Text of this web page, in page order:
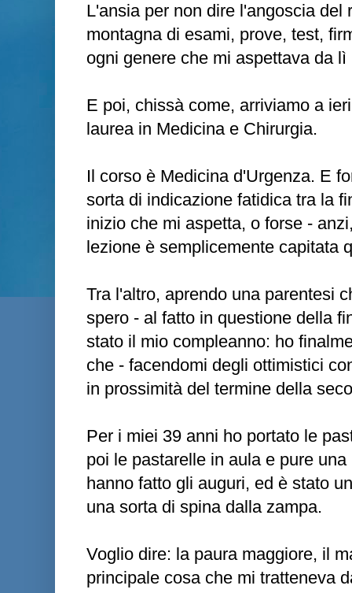
L'ansia per non dire l'angoscia del
montagna di esami, prove, test,
ogni genere che mi aspettava da
E poi, chissà come, arriviamo a
laurea in Medicina e Chirurgia.
Il corso è Medicina d'Urgenza. E
sorta di indicazione fatidica tra la
inizio che mi aspetta, o forse -
lezione è semplicemente capitata
Tra l'altro, aprendo una parentesi
spero - al fatto in questione della
stato il mio compleanno: ho
che - facendomi degli ottimistici
in prossimità del termine della
Per i miei 39 anni ho portato le
poi le pastarelle in aula e pure
hanno fatto gli auguri, ed è stato
una sorta di spina dalla zampa.
Voglio dire: la paura maggiore, il
principale cosa che mi tratteneva